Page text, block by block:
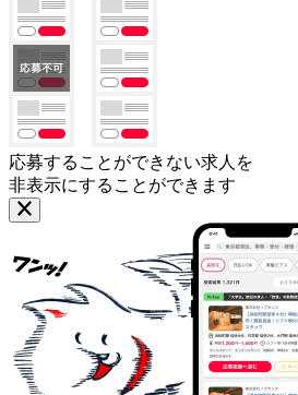
応募することができない求人を
非表示にすることができます